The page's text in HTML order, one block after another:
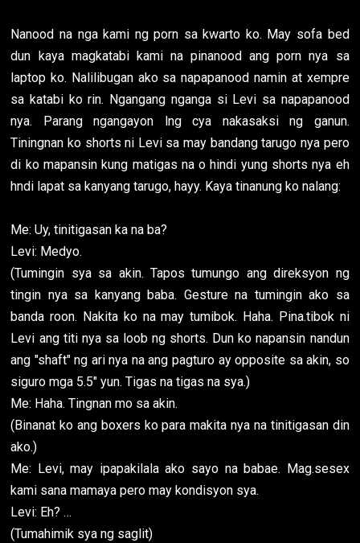
Nanood na nga kami ng porn sa kwarto ko. May sofa bed
dun kaya magkatabi kami na pinanood ang porn nya sa
laptop ko. Nalilibugan ako sa napapanood namin at xempre
sa katabi ko rin. Ngangang nganga si Levi sa napapanood
nya. Parang ngangayon lng cya nakasaksi ng ganun.
Tiningnan ko shorts ni Levi sa may bandang tarugo nya pero
di ko mapansin kung matigas na o hindi yung shorts nya eh
hndi lapat sa kanyang tarugo, hayy. Kaya tinanung ko nalang:
Me: Uy, tinitigasan ka na ba?
Levi: Medyo.
(Tumingin sya sa akin. Tapos tumungo ang direksyon ng
tingin nya sa kanyang baba. Gesture na tumingin ako sa
banda roon. Nakita ko na may tumibok. Haha. Pina.tibok ni
Levi ang titi nya sa loob ng shorts. Dun ko napansin nandun
ang "shaft" ng ari nya na ang pagturo ay opposite sa akin, so
siguro mga 5.5" yun. Tigas na tigas na sya.)
Me: Haha. Tingnan mo sa akin.
(Binanat ko ang boxers ko para makita nya na tinitigasan din
ako.)
Me: Levi, may ipapakilala ako sayo na babae. Mag.sesex
kami sana mamaya pero may kondisyon sya.
Levi: Eh? …
(Tumahimik sya ng saglit)